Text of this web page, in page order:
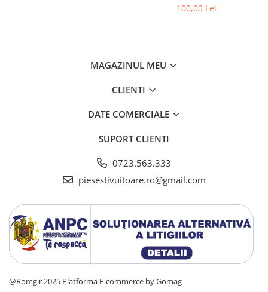
100,00 Lei
MAGAZINUL MEU
CLIENTI
DATE COMERCIALE
SUPORT CLIENTI
0723.563.333
piesestivuitoare.ro@gmail.com
@Romgir 2025 Platforma E-commerce by Gomag